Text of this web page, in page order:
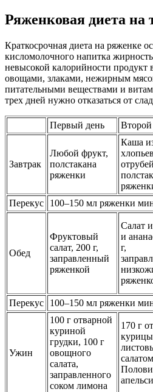
Ряженковая диета на
Краткосрочная диета на ряженке
кисломолочного напитка
невысокой калорийности продукт
овощами, злаками, нежирным
питательными веществами и
трех дней нужно отказаться от
Первый день Второй
Завтрак
Любой фрукт,
полстакана
ряженки
Каша
Перекус 100–150 мл ряженки
Обед
Фруктовый
салат, 200 г,
заправленный
ряженкой
Салат
и
г,
Перекус
100–150 мл ряженки
Ужин
100 г отварной
куриной
грудки, 100 г
овощного
салата,
заправленного
соком лимона
170 г